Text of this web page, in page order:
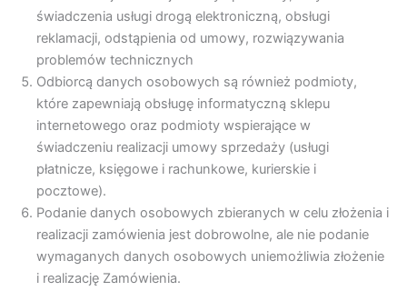
świadczenia usługi drogą elektroniczną, obsługi
reklamacji, odstąpienia od umowy, rozwiązywania
problemów technicznych
Odbiorcą danych osobowych są również podmioty,
które zapewniają obsługę informatyczną sklepu
internetowego oraz podmioty wspierające w
świadczeniu realizacji umowy sprzedaży (usługi
płatnicze, księgowe i rachunkowe, kurierskie i
pocztowe).
Podanie danych osobowych zbieranych w celu złożenia i
realizacji zamówienia jest dobrowolne, ale nie podanie
wymaganych danych osobowych uniemożliwia złożenie
i realizację Zamówienia.